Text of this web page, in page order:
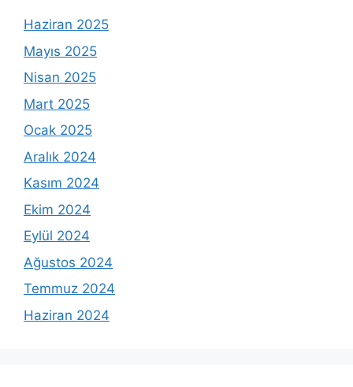
Haziran 2025
Mayıs 2025
Nisan 2025
Mart 2025
Ocak 2025
Aralık 2024
Kasım 2024
Ekim 2024
Eylül 2024
Ağustos 2024
Temmuz 2024
Haziran 2024